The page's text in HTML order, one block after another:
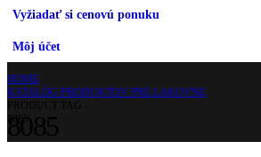
Vyžiadať si cenovú ponuku
Môj účet
HOME
KATALÓG PRODUKTOV PRE LAKOVNE